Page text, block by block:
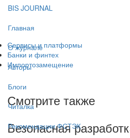
BIS JOURNAL
Главная
О журнале
Авторы
Блоги
Читалка
Рекомендации ФСТЭК
Сервисы и платформы
Банки и финтех
Импортозамещение
Смотрите также
Безопасная